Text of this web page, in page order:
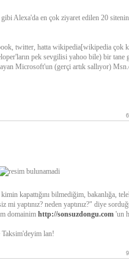
Alexa'da en çok ziyaret edilen 20
twitter, hatta wikipedia[wikipedia çok
pek sevgilisi yahoo bile) bir tane
Microsoft'un (gerçi artık sallıyor)
kapattığını bilmediğim, bakanlığa,
yaptınız? neden yaptınız?" diye
domainim http://sonsuzdongu.com 'un
Taksim'deyim lan!